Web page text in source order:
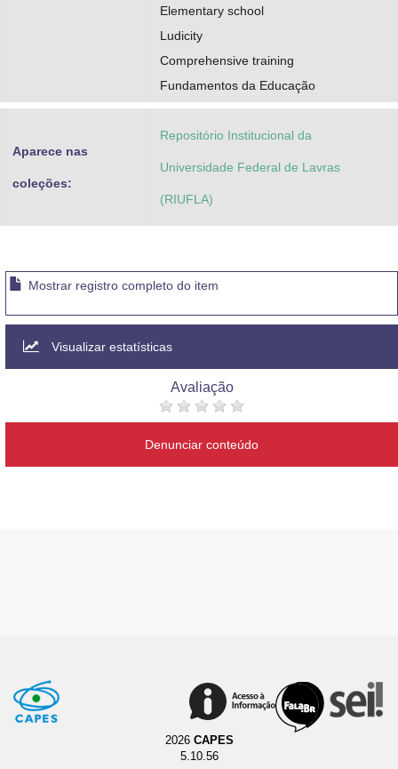
Elementary school
Ludicity
Comprehensive training
Fundamentos da Educação
Aparece nas
coleções:
Repositório Institucional da
Universidade Federal de Lavras
(RIUFLA)
Mostrar registro completo do item
Visualizar estatísticas
Avaliação
Denunciar conteúdo
2026 CAPES
5.10.56